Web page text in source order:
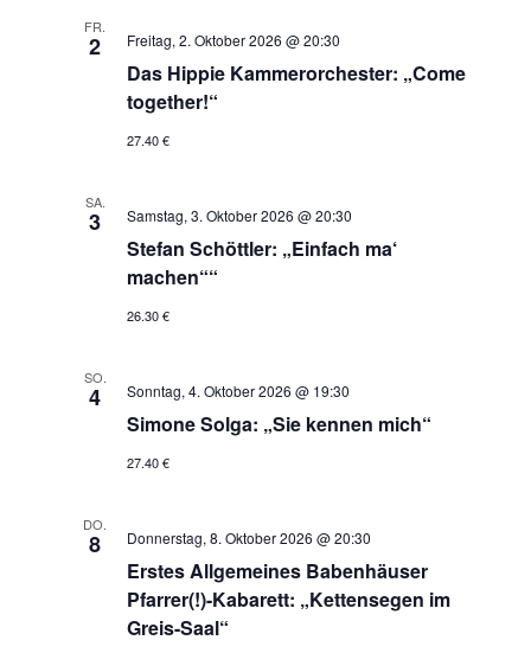
FR.
2 Freitag, 2. Oktober 2026 @ 20:30
Das Hippie Kammerorchester: „Come
together!“
27.40 €
SA.
3 Samstag, 3. Oktober 2026 @ 20:30
Stefan Schöttler: „Einfach ma‘
machen““
26.30 €
SO.
4 Sonntag, 4. Oktober 2026 @ 19:30
Simone Solga: „Sie kennen mich“
27.40 €
DO.
8 Donnerstag, 8. Oktober 2026 @ 20:30
Erstes Allgemeines Babenhäuser
Pfarrer(!)-Kabarett: „Kettensegen im
Greis-Saal“